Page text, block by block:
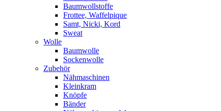
Baumwollstoffe
Frottee, Waffelpique
Samt, Nicki, Kord
Sweat
Wolle
Baumwolle
Sockenwolle
Zubehör
Nähmaschinen
Kleinkram
Knöpfe
Bänder